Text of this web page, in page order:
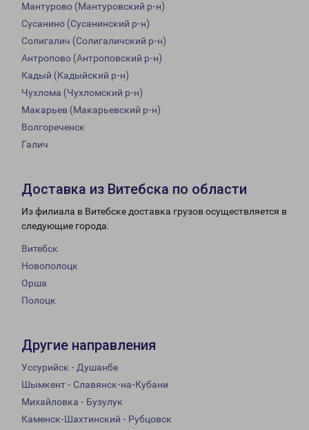
Мантурово (Мантуровский р-н)
Сусанино (Сусанинский р-н)
Солигалич (Солигаличский р-н)
Антропово (Антроповский р-н)
Кадый (Кадыйский р-н)
Чухлома (Чухломский р-н)
Макарьев (Макарьевский р-н)
Волгореченск
Галич
Доставка из Витебска по области
Из филиала в Витебске доставка грузов осуществляется в
следующие города:
Витебск
Новополоцк
Орша
Полоцк
Другие направления
Уссурийск - Душанбе
Шымкент - Славянск-на-Кубани
Михайловка - Бузулук
Каменск-Шахтинский - Рубцовск